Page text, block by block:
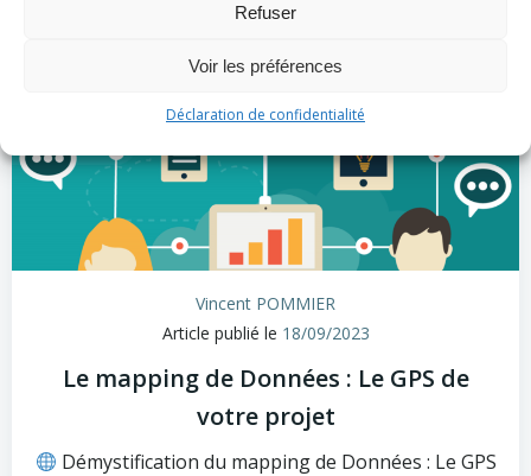
Refuser
Voir les préférences
Déclaration de confidentialité
Vincent POMMIER
Article publié le 18/09/2023
Le mapping de Données : Le GPS de
votre projet
Démystification du mapping de Données : Le GPS